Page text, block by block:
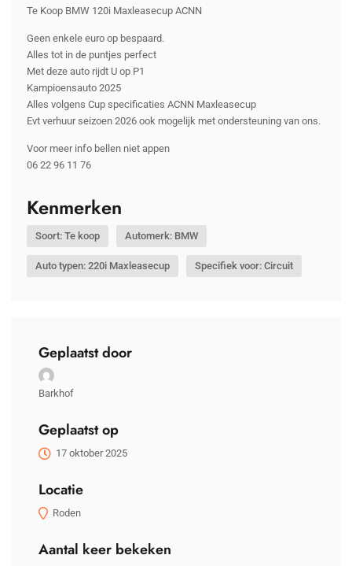
Te Koop BMW 120i Maxleasecup ACNN
Geen enkele euro op bespaard.
Alles tot in de puntjes perfect
Met deze auto rijdt U op P1
Kampioensauto 2025
Alles volgens Cup specificaties ACNN Maxleasecup
Evt verhuur seizoen 2026 ook mogelijk met ondersteuning van ons.
Voor meer info bellen niet appen
06 22 96 11 76
Kenmerken
Soort: Te koop Automerk: BMW
Auto typen: 220i Maxleasecup Specifiek voor: Circuit
Geplaatst door
Barkhof
Geplaatst op
17 oktober 2025
Locatie
Roden
Aantal keer bekeken